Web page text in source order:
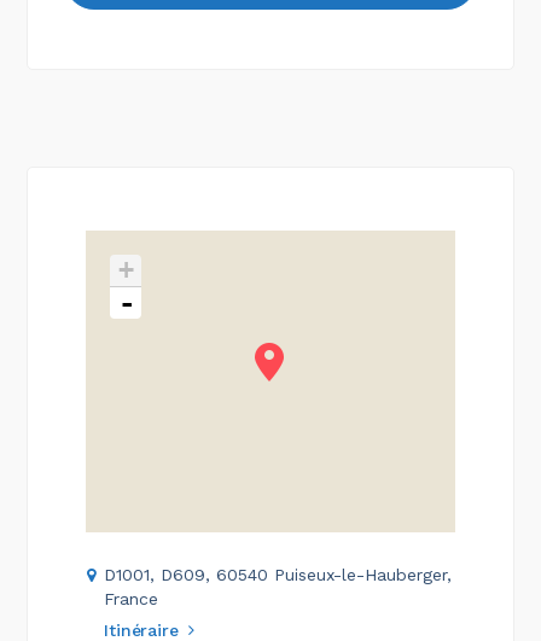
+
-
D1001, D609, 60540 Puiseux-le-Hauberger,
France
Itinéraire